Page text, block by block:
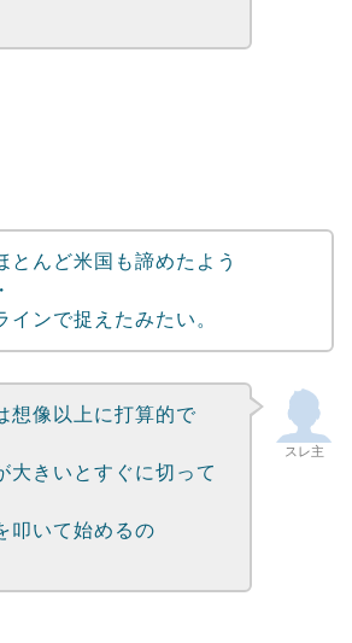
とんど米国も諦めたよう
インで捉えたみたい。
スレ主
想像以上に打算的で
大きいとすぐに切って
叩いて始めるの